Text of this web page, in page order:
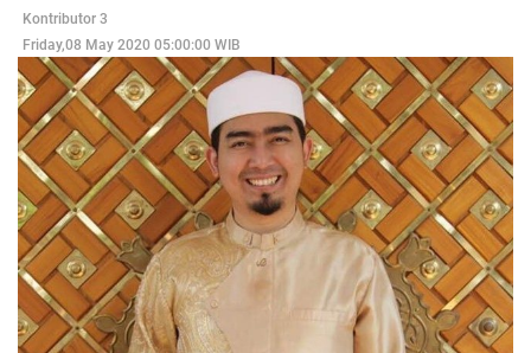
Kontributor 3
Friday,08 May 2020 05:00:00 WIB